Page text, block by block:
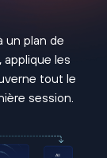
un plan de
les
tout le
session.